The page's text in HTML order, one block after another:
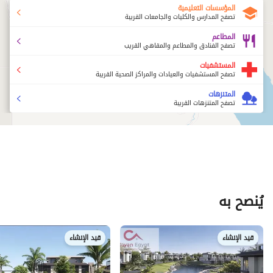
المؤسسات التعليمية
تصفح المدارس والكليات والجامعات القريبة
المطاعم
تصفح الفنادق والمطاعم والمقاهي القريب
المستشفيات
تصفح المستشفيات والعيادات والمراكز الصحية القريبة
المتنزهات
تصفح المتنزهات القريبة
يُنصح به
قيد الإنشاء قيد الإنشاء